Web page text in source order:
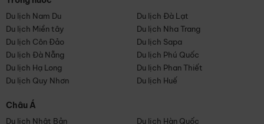
Du lịch Nam Du
Du lịch Đà Lạt
Du lịch Miền tây
Du lịch Nha Trang
Du lịch Côn Đảo
Du lịch Sapa
Du lịch Đà Nẵng
Du lịch Phú Quốc
Du lịch Hạ Long
Du lịch Phan Thiết
Du lịch Quy Nhơn
Du lịch Huế
Châu Á
Du lịch Nhật Bản
Du lịch Hàn Quốc